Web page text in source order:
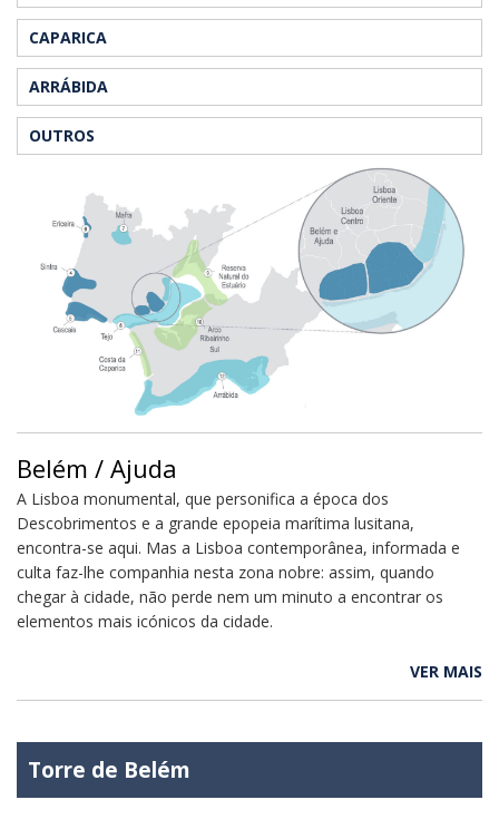
CAPARICA
ARRÁBIDA
OUTROS
Belém / Ajuda
A Lisboa monumental, que personifica a época dos
Descobrimentos e a grande epopeia marítima lusitana,
encontra-se aqui. Mas a Lisboa contemporânea, informada e
culta faz-lhe companhia nesta zona nobre: assim, quando
chegar à cidade, não perde nem um minuto a encontrar os
elementos mais icónicos da cidade.
a história pode ler-se nos edifícios e nas ruas; e as épocas
deixam o seu testemunho nos grandes edifícios. Os muito
Belém não são a única coisa que encontra quando chega a esta
zona da cidade. Aqui, o Padrão dos Descobrimentos e a Praça
VER MAIS
Torre de Belém